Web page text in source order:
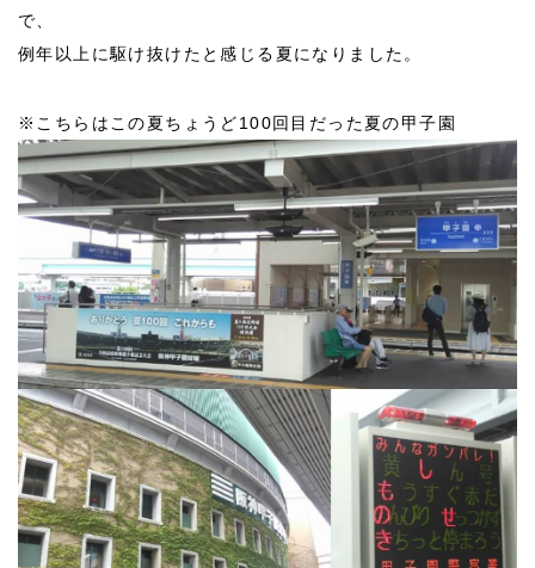
で、
例年以上に駆け抜けたと感じる夏になりました。
※こちらはこの夏ちょうど100回目だった夏の甲子園